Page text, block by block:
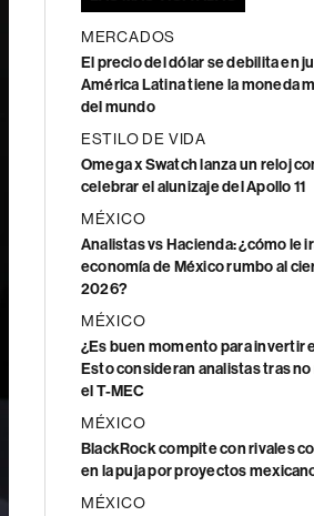
MERCADOS
El precio del dólar se debilita en
América Latina tiene la moneda
del mundo
ESTILO DE VIDA
Omega x Swatch lanza un reloj
celebrar el alunizaje del Apollo 11
MÉXICO
Analistas vs Hacienda: ¿cómo le
economía de México rumbo al
2026?
MÉXICO
¿Es buen momento para invertir
Esto consideran analistas tras
el T-MEC
MÉXICO
BlackRock compite con rivales
en la puja por proyectos
MÉXICO